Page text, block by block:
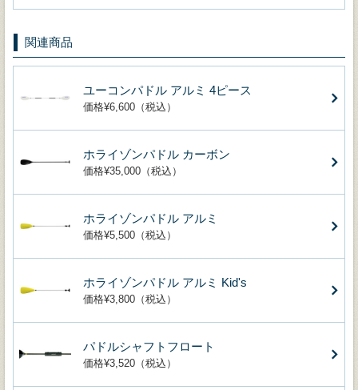
関連商品
ユーコンパドル アルミ 4ピース
価格¥6,600（税込）
ホライゾンパドル カーボン
価格¥35,000（税込）
ホライゾンパドル アルミ
価格¥5,500（税込）
ホライゾンパドル アルミ Kid's
価格¥3,800（税込）
パドルシャフトフロート
価格¥3,520（税込）